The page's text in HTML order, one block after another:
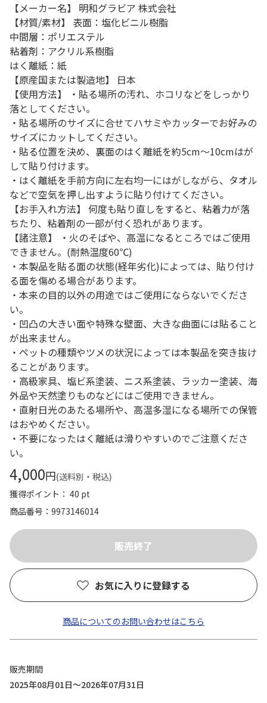
【メーカー名】 明和グラビア 株式会社
【材質/素材】 表面：塩化ビニル樹脂
中間層：ポリエステル
粘着剤：アクリル系樹脂
はく離紙：紙
【原産国または製造地】 日本
【使用方法】 ・貼る場所の汚れ、ホコリなどをしっかり
落としてください。
・貼る場所のサイズに合せてハサミやカッターでお好みの
サイズにカットしてください。
・貼る位置を決め、裏面のはく離紙を約5cm～10cmはが
して貼り付けます。
・はく離紙を手前方向に左右均一にはがしながら、タオル
などで空気を押し出すように貼り付けてください。
【お手入れ方法】 何度も貼り直しをすると、粘着力が落
ちたり、粘着剤の一部が付く恐れがあります。
【諸注意】 ・火のそばや、高温になるところではご使用
できません。(耐熱温度60℃)
・本製品を貼る面の状態(経年劣化)によっては、貼り付け
る面を傷める場合があります。
・本来の目的以外の用途ではご使用にならないでくださ
い。
・凹凸の大きい面や特殊な壁面、大きな曲面には貼ること
が出来ません。
・ペットの種類やツメの状況によっては本製品を突き抜け
ることがあります。
・高級家具、塩ビ系塗装、ニス系塗装、ラッカー塗装、海
外品や天然塗りものなどにはご使用できません。
・直射日光のあたる場所や、高温多湿になる場所での保管
はおやめください。
・不要になったはく離紙は滑りやすいのでご注意くださ
い。
4,000円(送料別・税込)
獲得ポイント： 40 pt
商品番号
9973146014
お気に入りに登録する
商品についてのお問い合わせはこちら
販売期間
2025年08月01日～2026年07月31日